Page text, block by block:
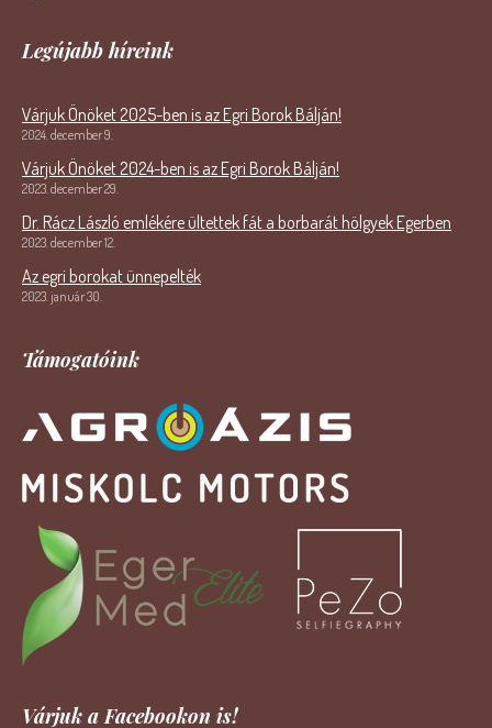
Legújabb híreink
Várjuk Önöket 2025-ben is az Egri Borok Bálján!
2024. december 9.
Várjuk Önöket 2024-ben is az Egri Borok Bálján!
2023. december 29.
Dr. Rácz László emlékére ültettek fát a borbarát hölgyek Egerben
2023. december 12.
Az egri borokat ünnepelték
2023. január 30.
Támogatóink
Várjuk a Facebookon is!